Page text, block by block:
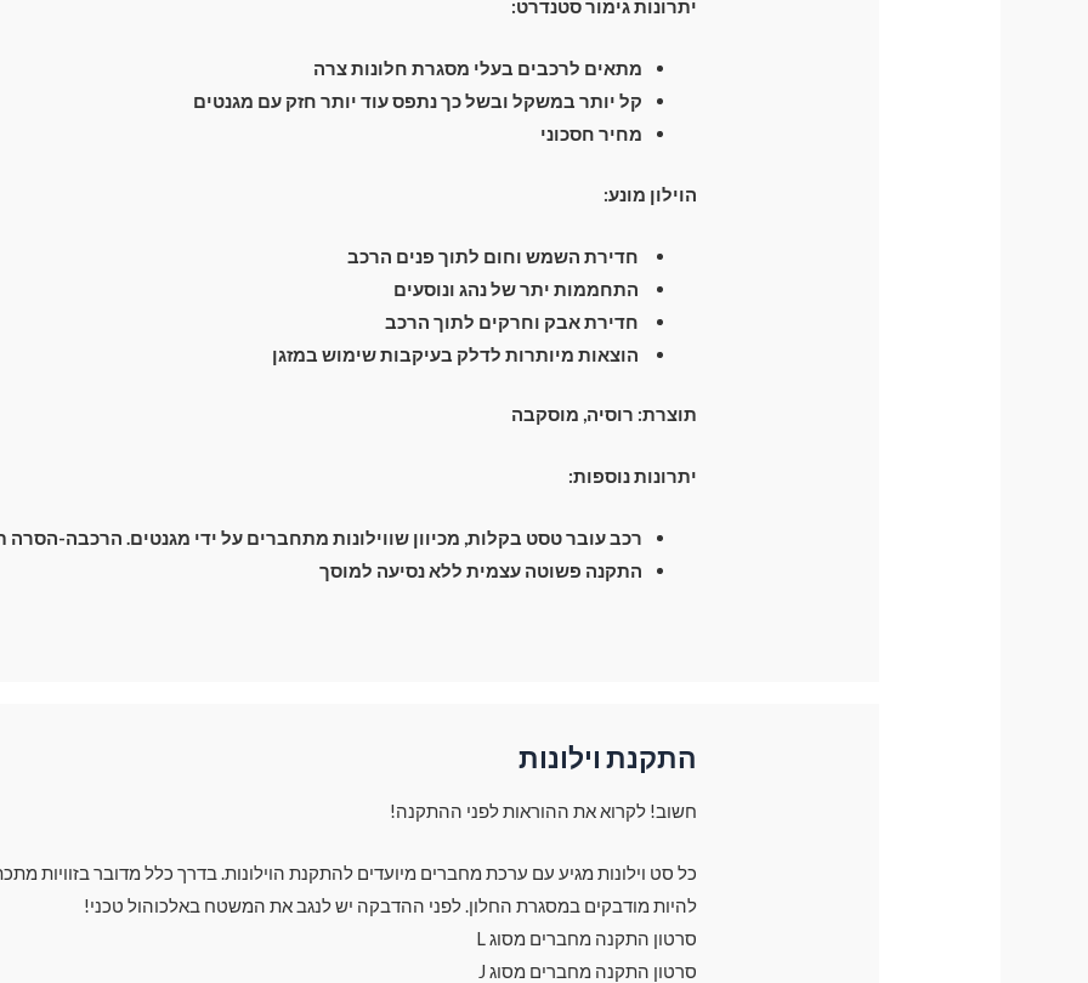
יתרונות גימור סטנדרט:
מתאים לרכבים בעלי מסגרת חלונות צרה
קל יותר במשקל ובשל כך נתפס עוד יותר חזק עם מגנטים
מחיר חסכוני
הוילון מונע:
חדירת השמש וחום לתוך פנים הרכב
התחממות יתר של נהג ונוסעים
חדירת אבק וחרקים לתוך הרכב
הוצאות מיותרות לדלק בעיקבות שימוש במזגן
תוצרת: רוסיה, מוסקבה
יתרונות נוספות:
רכב עובר טסט בקלות, מכיוון שווילונות מתחברים על ידי מגנטים. הרכבה-הסרה תוך 2
התקנה פשוטה עצמית ללא נסיעה למוסך
התקנת וילונות
חשוב! לקרוא את ההוראות לפני ההתקנה!
כל סט וילונות מגיע עם ערכת מחברים מיועדים להתקנת הוילונות. בדרך כלל מדובר בזוויות
להיות מודבקים במסגרת החלון. לפני ההדבקה יש לנגב את המשטח באלכוהול טכני!
סרטון התקנה מחברים מסוג L
סרטון התקנה מחברים מסוג J
מעבר לסל הקניות